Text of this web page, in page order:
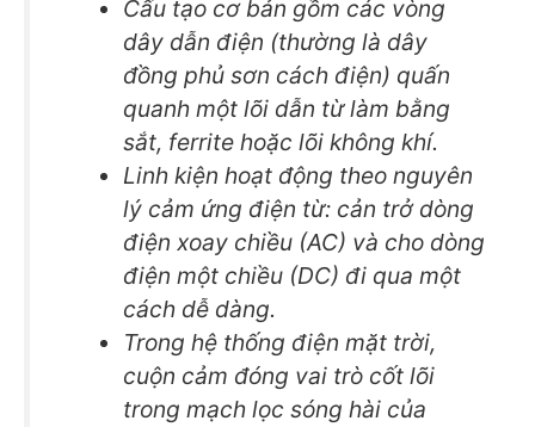
Cấu tạo cơ bản gồm các vòng
dây dẫn điện (thường là dây
đồng phủ sơn cách điện) quấn
quanh một lõi dẫn từ làm bằng
sắt, ferrite hoặc lõi không khí.
Linh kiện hoạt động theo nguyên
lý cảm ứng điện từ: cản trở dòng
điện xoay chiều (AC) và cho dòng
điện một chiều (DC) đi qua một
cách dễ dàng.
Trong hệ thống điện mặt trời,
cuộn cảm đóng vai trò cốt lõi
trong mạch lọc sóng hài của